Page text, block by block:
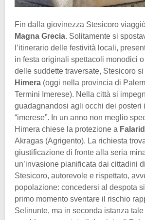
Fin dalla giovinezza Stesicoro
Magna Grecia. Solitamente si
l’itinerario delle festività locali,
in festa originali spettacoli monodici
delle suddette traversate, Stesicoro si
Himera (oggi nella provincia di
Termini Imerese). Nella città si
guadagnandosi agli occhi dei posteri
“imerese”. In un anno non meglio
Himera chiese la protezione a
Akragas (Agrigento). La richiesta
giustificazione di fronte alla seria
un’invasione pianificata dai cittadini di
Stesicoro, autorevole e rispettato,
popolazione: concedersi al despota
primo momento sventare il rischio
Selinunte, ma in seconda istanza